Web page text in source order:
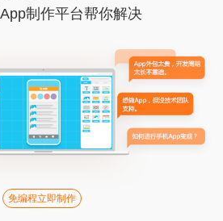
制作平台帮你解决
免编程立即制作